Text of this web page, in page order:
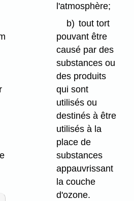
l'atmosphère;
b) tout tort
pouvant être
causé par des
substances ou
des produits
qui sont
utilisés ou
destinés à être
utilisés à la
place de
substances
appauvrissant
la couche
d'ozone.